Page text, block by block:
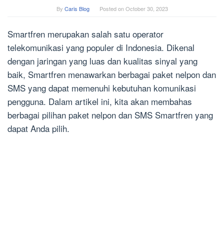
By Caris Blog Posted onOctober 30, 2023
Smartfren merupakan salah satu operator
telekomunikasi yang populer di Indonesia. Dikenal
dengan jaringan yang luas dan kualitas sinyal yang
baik, Smartfren menawarkan berbagai paket nelpon dan
SMS yang dapat memenuhi kebutuhan komunikasi
pengguna. Dalam artikel ini, kita akan membahas
berbagai pilihan paket nelpon dan SMS Smartfren yang
dapat Anda pilih.